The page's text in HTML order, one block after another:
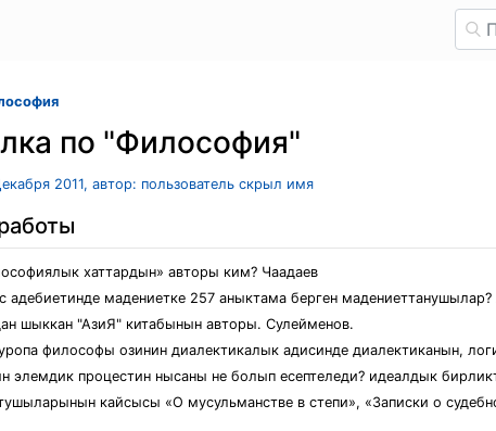
по "Философия"
2011, автор: пользователь скрыл имя
хаттардын» авторы ким? Чаадаев
мадениетке 257 аныктама берген
шыккан "АзиЯ" китабынын авторы. Сулейменов.
философы озинин диалектикалык адисинде диалектиканын,
элемдик процестин нысаны не болып есептеледи? идеалдык
кайсысы «О мусульманстве в степи», «Записки о